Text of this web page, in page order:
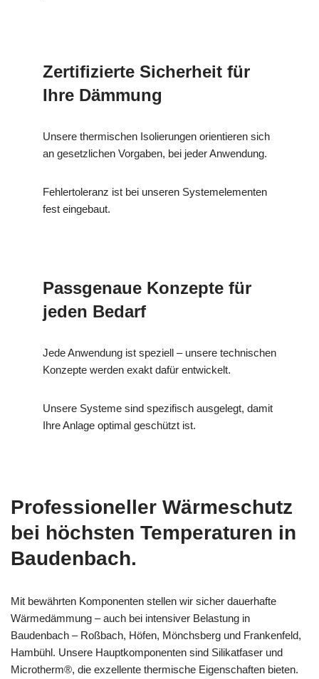
Zertifizierte Sicherheit für
Ihre Dämmung
Unsere thermischen Isolierungen orientieren sich
an gesetzlichen Vorgaben, bei jeder Anwendung.
Fehlertoleranz ist bei unseren Systemelementen
fest eingebaut.
Passgenaue Konzepte für
jeden Bedarf
Jede Anwendung ist speziell – unsere technischen
Konzepte werden exakt dafür entwickelt.
Unsere Systeme sind spezifisch ausgelegt, damit
Ihre Anlage optimal geschützt ist.
Professioneller Wärmeschutz
bei höchsten Temperaturen in
Baudenbach.
Mit bewährten Komponenten stellen wir sicher dauerhafte
Wärmedämmung – auch bei intensiver Belastung in
Baudenbach – Roßbach, Höfen, Mönchsberg und Frankenfeld,
Hambühl. Unsere Hauptkomponenten sind Silikatfaser und
Microtherm®, die exzellente thermische Eigenschaften bieten.